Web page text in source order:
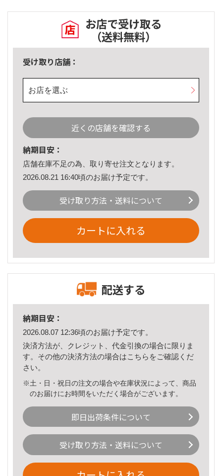
お店で受け取る
（送料無料）
受け取り店舗：
お店を選ぶ
近くの店舗を確認する
納期目安：
店舗在庫不足の為、取り寄せ注文となります。
2026.08.21 16:40頃のお届け予定です。
受け取り方法・送料について
カートに入れる
配送する
納期目安：
2026.08.07 12:36頃のお届け予定です。
決済方法が、クレジット、代金引換の場合に限りま
す。その他の決済方法の場合はこちら をご確認くだ
さい。
※土・日・祝日の注文の場合や在庫状況によって、商品
のお届けにお時間をいただく場合がございます。
即日出荷条件について
受け取り方法・送料について